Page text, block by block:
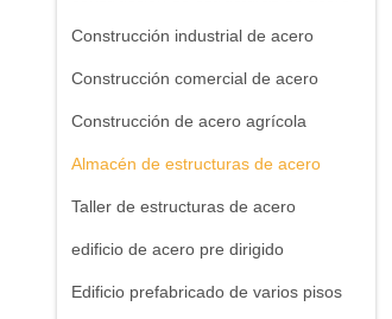
Construcción industrial de acero
Construcción comercial de acero
Construcción de acero agrícola
Almacén de estructuras de acero
Taller de estructuras de acero
edificio de acero pre dirigido
Edificio prefabricado de varios pisos